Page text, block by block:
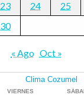
23 24 25
30
« Ago Oct »